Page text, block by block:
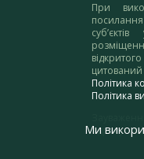
При
цитований
Політика
Політика
адресу:
Ми